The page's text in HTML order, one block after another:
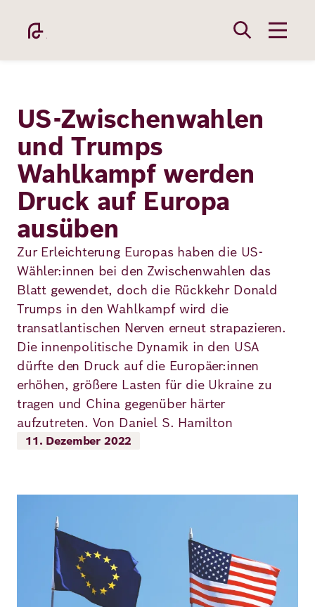
Inhalt
Academy
Fellowship
Fellows
Richard
von
Weizsäcker
Forum
Perspectives
Deutsch Englisch
US-Zwischenwahlen
und Trumps
Wahlkampf werden
Druck auf Europa
ausüben
Zur Erleichterung Europas haben die US-
Wähler:innen bei den Zwischenwahlen das
Blatt gewendet, doch die Rückkehr Donald
Trumps in den Wahlkampf wird die
transatlantischen Nerven erneut strapazieren.
Die innenpolitische Dynamik in den USA
dürfte den Druck auf die Europäer:innen
erhöhen, größere Lasten für die Ukraine zu
tragen und China gegenüber härter
aufzutreten. Von Daniel S. Hamilton
11. Dezember 2022